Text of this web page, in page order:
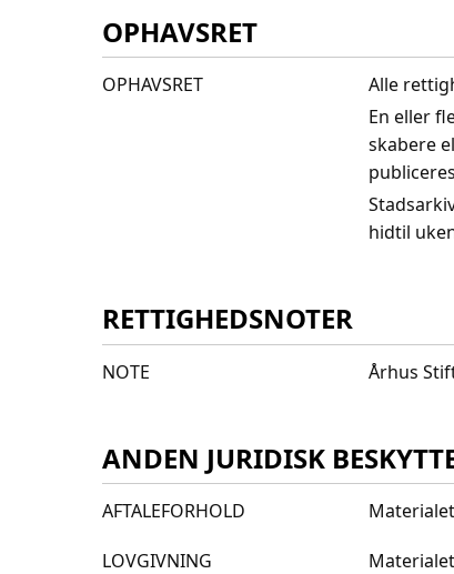
OPHAVSRET
OPHAVSRET
Alle
En eller
skabere
hidtil
RETTIGHEDSNOTER
NOTE Århus
ANDEN JURIDISK
AFTALEFORHOLD
LOVGIVNING